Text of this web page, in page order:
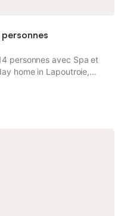
personnes avec Spa et
home in Lapoutroie,
spa and wellness centre